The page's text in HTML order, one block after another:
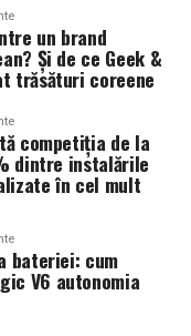
un brand
Și de ce Geek &
trăsături coreene
competiția de la
dintre instalările
în cel mult
bateriei: cum
V6 autonomia